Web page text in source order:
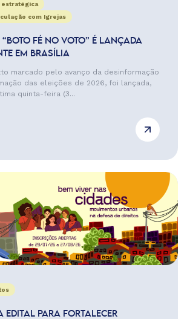
estratégica
com Igrejas
FÉ NO VOTO” É LANÇADA
EM BRASÍLIA
marcado pelo avanço da desinformação
das eleições de 2026, foi lançada,
quinta-feira (3...
EDITAL PARA FORTALECER